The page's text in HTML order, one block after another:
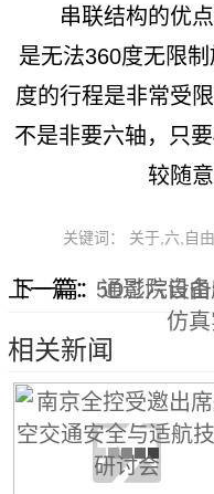
串联结构的优点
是无法360度无限
度的行程是非常受
不是非要六轴，只
较随
关键词： 关于,六,自
上一篇： 5D影院设
下一篇：通过六自
仿
相关新闻